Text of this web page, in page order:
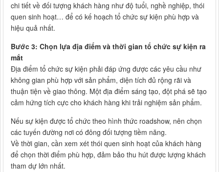
chi tiết về đối tượng khách hàng như độ tuổi, nghề nghiệp, thói
quen sinh hoạt… để có kế hoạch tổ chức sự kiện phù hợp và
hiệu quả nhất.
Bước 3: Chọn lựa địa điểm và thời gian tổ chức sự kiện ra
mắt
Địa điểm tổ chức sự kiện phải đáp ứng được các yêu cầu như
không gian phù hợp với sản phẩm, diện tích đủ rộng rãi và
thuận tiện về giao thông. Một địa điểm sáng tạo, đột phá sẽ tạo
cảm hứng tích cực cho khách hàng khi trải nghiệm sản phẩm.
Nếu sự kiện được tổ chức theo hình thức roadshow, nên chọn
các tuyến đường nơi có đông đối tượng tiềm năng.
Về thời gian, cần xem xét thói quen sinh hoạt của khách hàng
để chọn thời điểm phù hợp, đảm bảo thu hút được lượng khách
tham dự lớn nhất.